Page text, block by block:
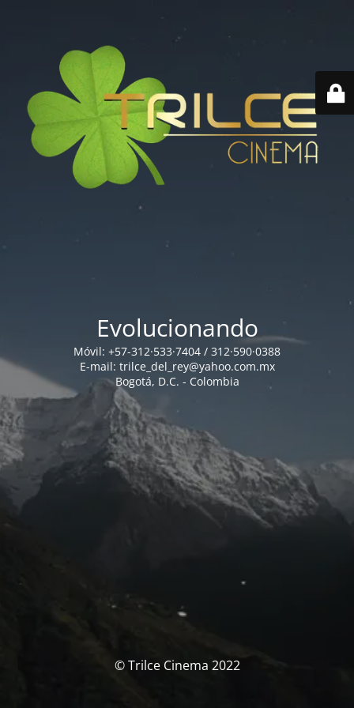
Evolucionando
Móvil: +57-312·533·7404 / 312·590·0388
E-mail: trilce_del_rey@yahoo.com.mx
Bogotá, D.C. - Colombia
© Trilce Cinema 2022